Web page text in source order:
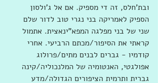
ובת'חלס, זה די מספיק. אם אל ג'ולסון
הספיק לאמריקה בני נגרי טוב לדור שלם
שני של בני מפלגה המפא"ינאצית. אתמול
קראתי את הסיפור/מכתם הרביעי. אחרי
קודמיו - גברים לבנים מתים/פרולוג
אפולגטי, האנטומיה של המלנכוליה/קינה
גברית ותרמית הציפורים הגדולה/מדע